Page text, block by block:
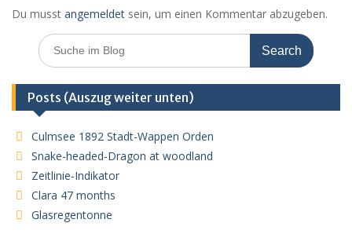
Du musst angemeldet sein, um einen Kommentar abzugeben.
Search
for:
Posts (Auszug weiter unten)
Culmsee 1892 Stadt-Wappen Orden
Snake-headed-Dragon at woodland
Zeitlinie-Indikator
Clara 47 months
Glasregentonne